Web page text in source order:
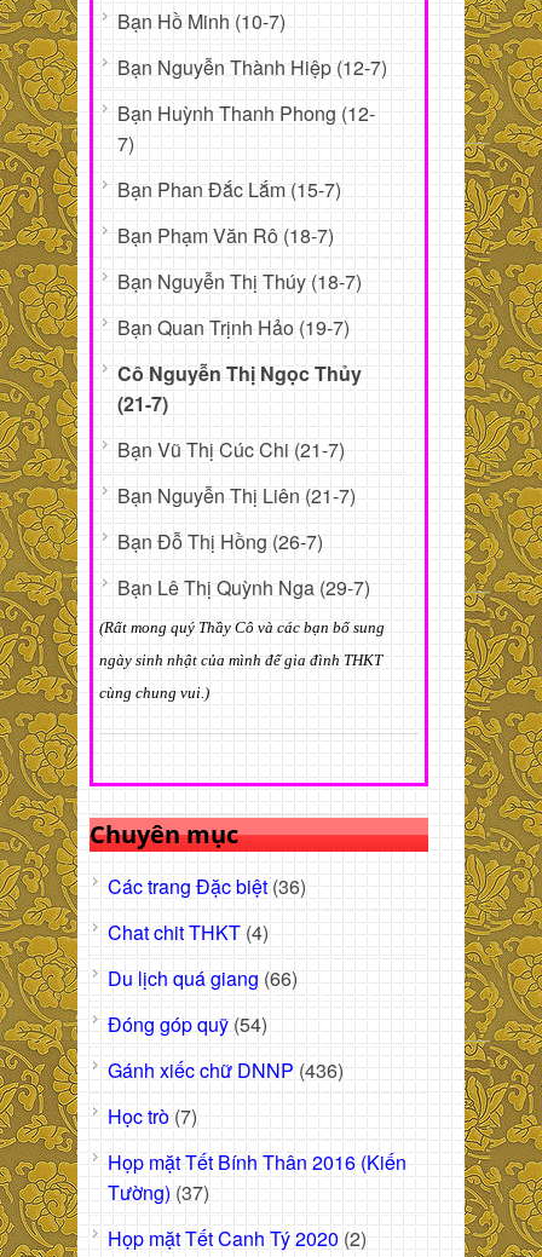
Bạn Hồ Minh (10-7)
Bạn Nguyễn Thành Hiệp (12-7)
Bạn Huỳnh Thanh Phong (12-
7)
Bạn Phan Đắc Lắm (15-7)
Bạn Phạm Văn Rô (18-7)
Bạn Nguyễn Thị Thúy (18-7)
Bạn Quan Trịnh Hảo (19-7)
Cô Nguyễn Thị Ngọc Thủy
(21-7)
Bạn Vũ Thị Cúc Chi (21-7)
Bạn Nguyễn Thị Liên (21-7)
Bạn Đỗ Thị Hồng (26-7)
Bạn Lê Thị Quỳnh Nga (29-7)
(Rất mong quý Thầy Cô và các bạn bổ sung
ngày sinh nhật của mình để gia đình THKT
cùng chung vui.)
Chuyên mục
Các trang Đặc biệt (36)
Chat chit THKT (4)
Du lịch quá giang (66)
Đóng góp quỹ (54)
Gánh xiếc chữ DNNP (436)
Học trò (7)
Họp mặt Tết Bính Thân 2016 (Kiến
Tường) (37)
Họp mặt Tết Canh Tý 2020 (2)